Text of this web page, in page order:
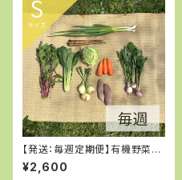
【発送：毎週定期便】有機野菜S
サイズ
¥2,600